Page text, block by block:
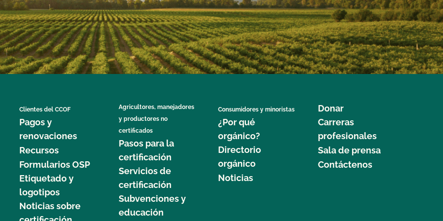
Clientes del CCOF
Pagos y
renovaciones
Recursos
Formularios OSP
Etiquetado y
logotipos
Noticias sobre
Agricultores, manejadores
y productores no
certificados
Pasos para la
certificación
Servicios de
certificación
Subvenciones y
educación
Consumidores y minoristas
¿Por qué
orgánico?
Directorio
orgánico
Noticias
Donar
Carreras
profesionales
Sala de prensa
Contáctenos